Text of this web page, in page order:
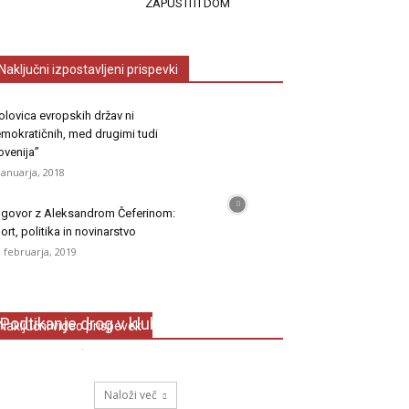
ZAPUSTITI DOM
Naključni izpostavljeni prispevki
evropskih držav ni
med drugimi tudi
2018
z Aleksandrom Čeferinom:
politika in novinarstvo
februarja, 2019
Naključni video prispevek
Podtikanje drog v klubih
-
Naloži več